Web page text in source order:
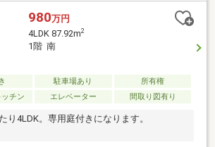
980万円
4LDK 87.92m2
1階 南
駐車場あり
所有権
チン
エレベーター 間取り図有り
り4LDK。専用庭付きになります。